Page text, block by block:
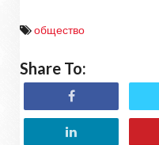
общество
Share To: